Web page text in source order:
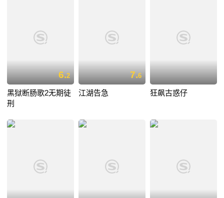
6.2
黑狱断肠歌2无期徒
刑
7.6
江湖告急 狂飙古惑仔